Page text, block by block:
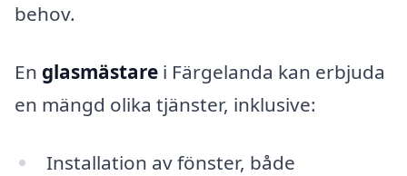
behov.
En glasmästare i Färgelanda kan erbjuda
en mängd olika tjänster, inklusive:
Installation av fönster, både